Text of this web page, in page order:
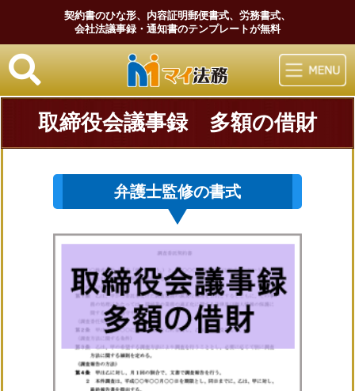
契約書のひな形、内容証明郵便書式、労務書式、
会社法議事録・通知書のテンプレートが無料
マイ法務
取締役会議事録 多額の借財
弁護士監修の書式